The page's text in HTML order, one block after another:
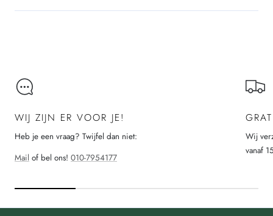
WIJ ZIJN ER VOOR JE!
Heb je een vraag? Twijfel dan niet:
Mail of bel ons! 010-7954177
Wij
vanaf